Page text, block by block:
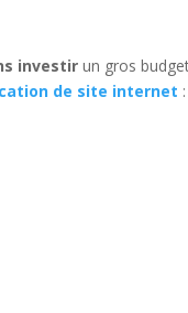
investir un gros
de site internet